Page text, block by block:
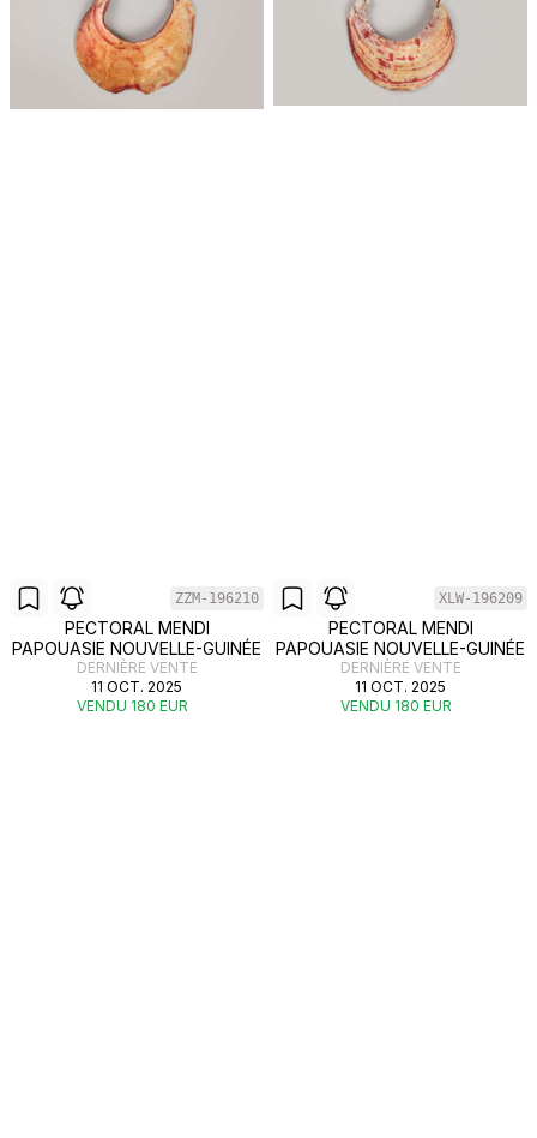
ZZM-196210
PECTORAL MENDI
PAPOUASIE NOUVELLE-GUINÉE
DERNIÈRE VENTE
11 OCT. 2025
VENDU 180 EUR
XLW-196209
PECTORAL MENDI
PAPOUASIE NOUVELLE-GUINÉE
DERNIÈRE VENTE
11 OCT. 2025
VENDU 180 EUR